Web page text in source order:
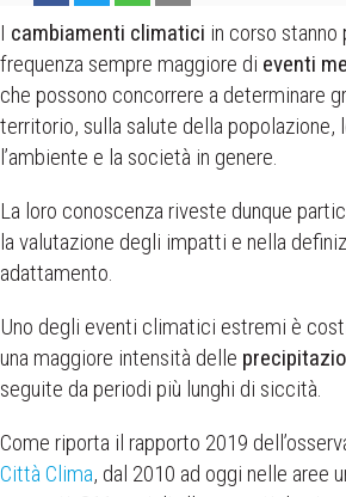
on
Facebook
on
X
(Twitter)
on
WhatsApp
on
Email
I cambiamenti climatici in corso stanno
frequenza sempre maggiore di eventi
che possono concorrere a determinare
territorio, sulla salute della
l’ambiente e la società in genere.
La loro conoscenza riveste dunque
la valutazione degli impatti e nella
adattamento.
Uno degli eventi climatici estremi è
una maggiore intensità delle
seguite da periodi più lunghi di siccità.
Come riporta il rapporto 2019
Città Clima, dal 2010 ad oggi nelle aree